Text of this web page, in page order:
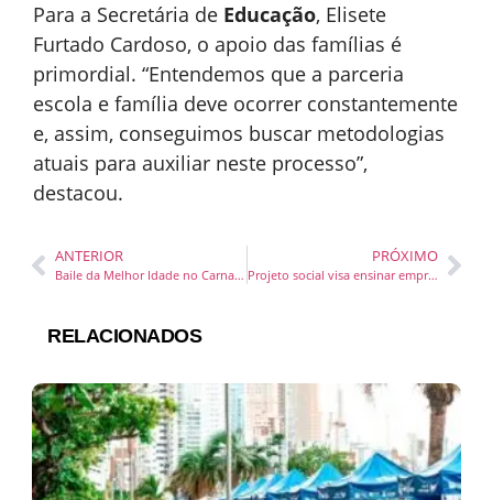
Para a Secretária de Educação, Elisete
Furtado Cardoso, o apoio das famílias é
primordial. “Entendemos que a parceria
escola e família deve ocorrer constantemente
e, assim, conseguimos buscar metodologias
atuais para auxiliar neste processo”,
destacou.
ANTERIOR
Baile da Melhor Idade no Carnaval no Mercado Público de Itajaí
PRÓXIMO
Projeto social visa ensinar empreendedorismo e educação financeira para crianças
RELACIONADOS